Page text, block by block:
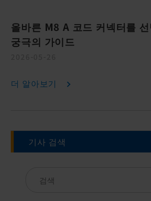
올바른 M8 A 코드 커넥터를
궁극의 가이드
더 알아보기
기사 검색